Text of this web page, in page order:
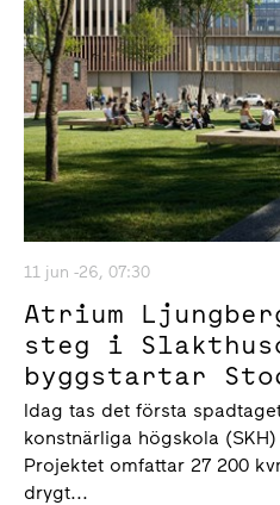
11 jun -26, 07:30
Atrium
steg i
byggstartar
konstnärliga
Idag tas det första
konstnärliga högskola
Projektet omfattar 27 200
drygt...